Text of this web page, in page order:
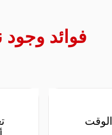
فوائد